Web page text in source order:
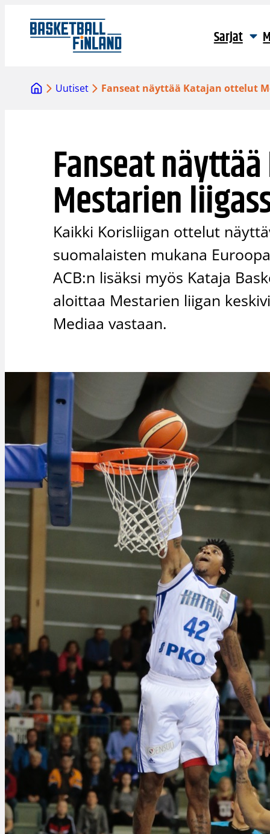
sisältöön
Sarjat
Uutiset Fanseat näyttää Katajan ottelut
Fanseat
Mestarien
Kaikki Korisliigan ottelut
suomalaisten mukana
ACB:n lisäksi myös Kataja
aloittaa Mestarien liigan
Mediaa vastaan.